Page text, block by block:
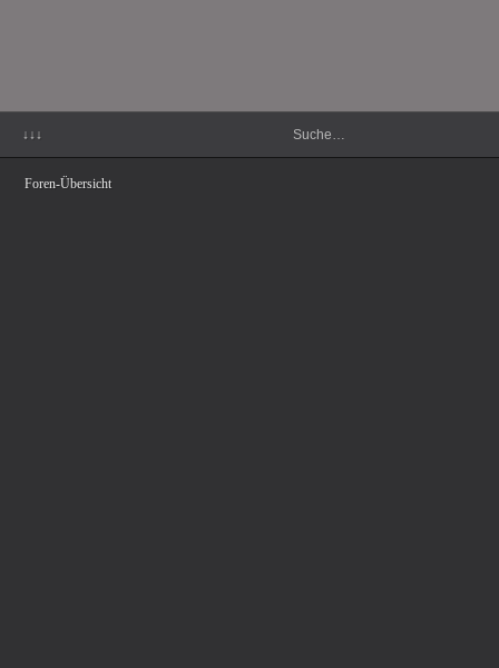
↓↓↓
Foren-Übersicht